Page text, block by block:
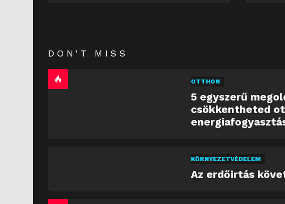
DON'T MISS
OTTHON
5 egyszerű
csökkentheted
KÖRNYEZETVÉDELEM
Az erdőirtás